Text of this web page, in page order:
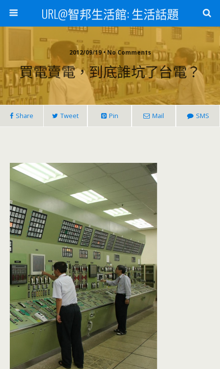
URL@智邦生活館: 生活話題
2012/09/19 • No Comments
買電賣電，到底誰坑了台電？
Share Tweet Pin Mail SMS